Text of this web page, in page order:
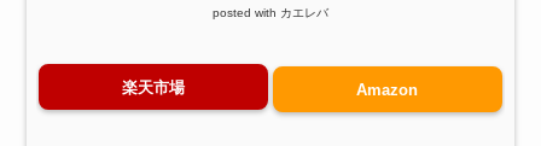
posted with カエレバ
楽天市場 Amazon